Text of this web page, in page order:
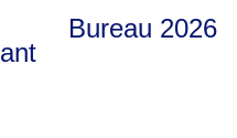
Bureau 2026